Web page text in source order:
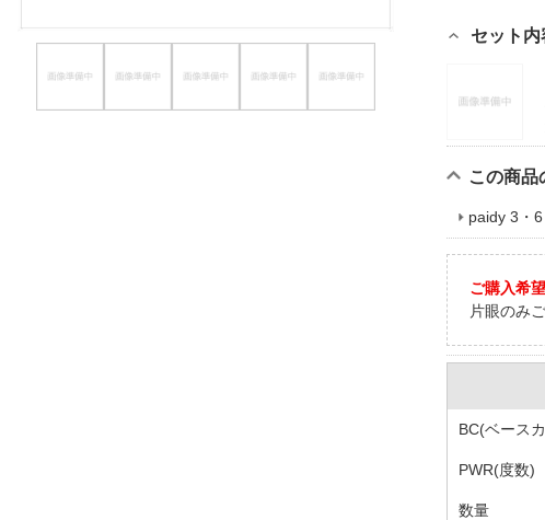
セット内
この商品
paidy 3・
ご購入希
片眼のみ
BC(ベース
PWR(度数)
数量